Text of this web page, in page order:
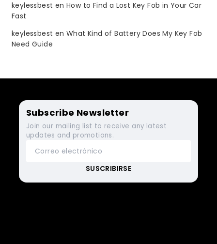
keylessbest enHow to Find a Lost Key Fob in Your Car
Fast
keylessbest enWhat Kind of Battery Does My Key Fob
Need Guide
Subscribe Newsletter
Join our mailing list to receive any latest
updates and promotions.